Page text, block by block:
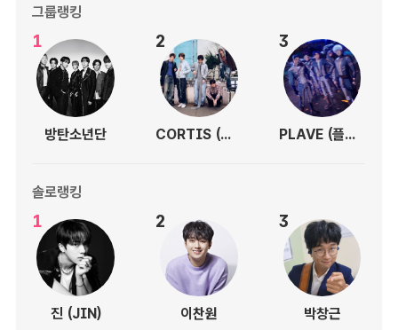
그룹랭킹
1
방탄소년단
2
CORTIS (코르티스)
3
PLAVE (플레이브)
솔로랭킹
1
진 (JIN)
2
이찬원
3
박창근